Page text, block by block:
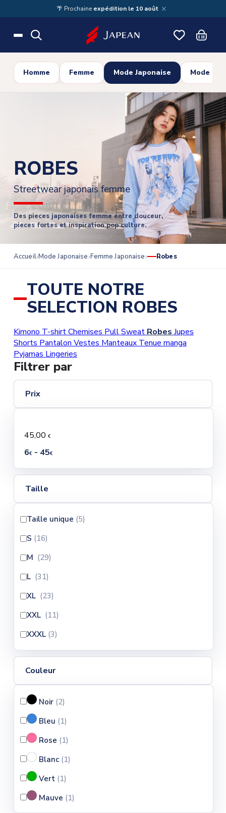
Skip to main content🌴 Prochaine expédition le 10 août ×
Homme Femme Mode Japonaise Mode
ROBES
Streetwear japonais femme
Des pieces japonaises femme entre douceur,
pieces fortes et inspiration pop culture.
Accueil Mode Japonaise Femme Japonaise Robes
TOUTE NOTRE
SELECTION ROBES
Kimono T-shirtChemises PullSweat Robes Jupes
Shorts Pantalon Vestes Manteaux Tenue manga
Pyjamas Lingeries
Filtrer par
Prix
45,00 €
6€- 45€
Taille
Taille unique (5)
S (16)
M (29)
L (31)
XL (23)
XXL (11)
XXXL (3)
Couleur
Noir (2)
Bleu (1)
Rose (1)
Blanc (1)
Vert (1)
Mauve (1)